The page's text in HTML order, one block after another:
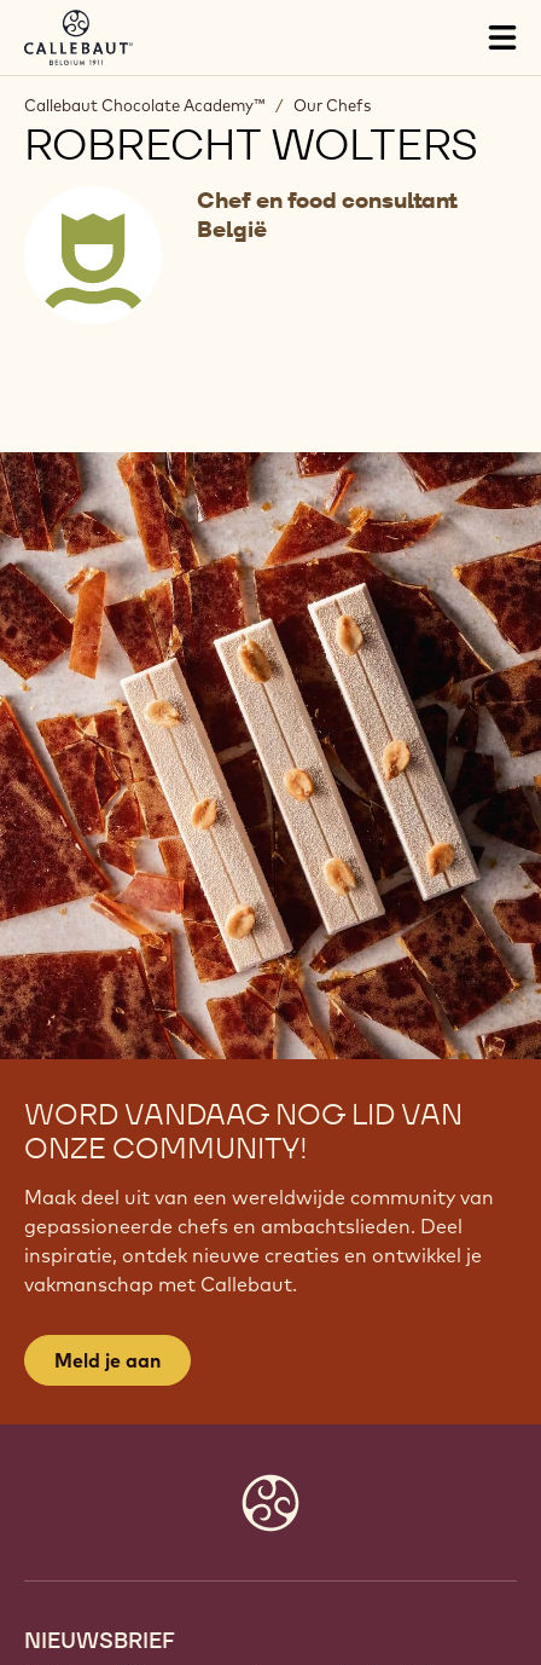
Skip to main content
Callebaut Chocolate Academy™ / Our Chefs
ROBRECHT WOLTERS
Chef en food consultant
België
WORD VANDAAG NOG LID VAN
ONZE COMMUNITY!
Maak deel uit van een wereldwijde community van
gepassioneerde chefs en ambachtslieden. Deel
inspiratie, ontdek nieuwe creaties en ontwikkel je
vakmanschap met Callebaut.
Meld je aan
NIEUWSBRIEF